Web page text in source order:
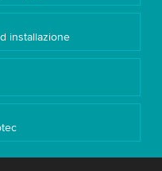
installazione